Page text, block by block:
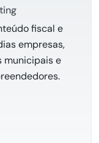
fiscal e
empresas,
municipais e